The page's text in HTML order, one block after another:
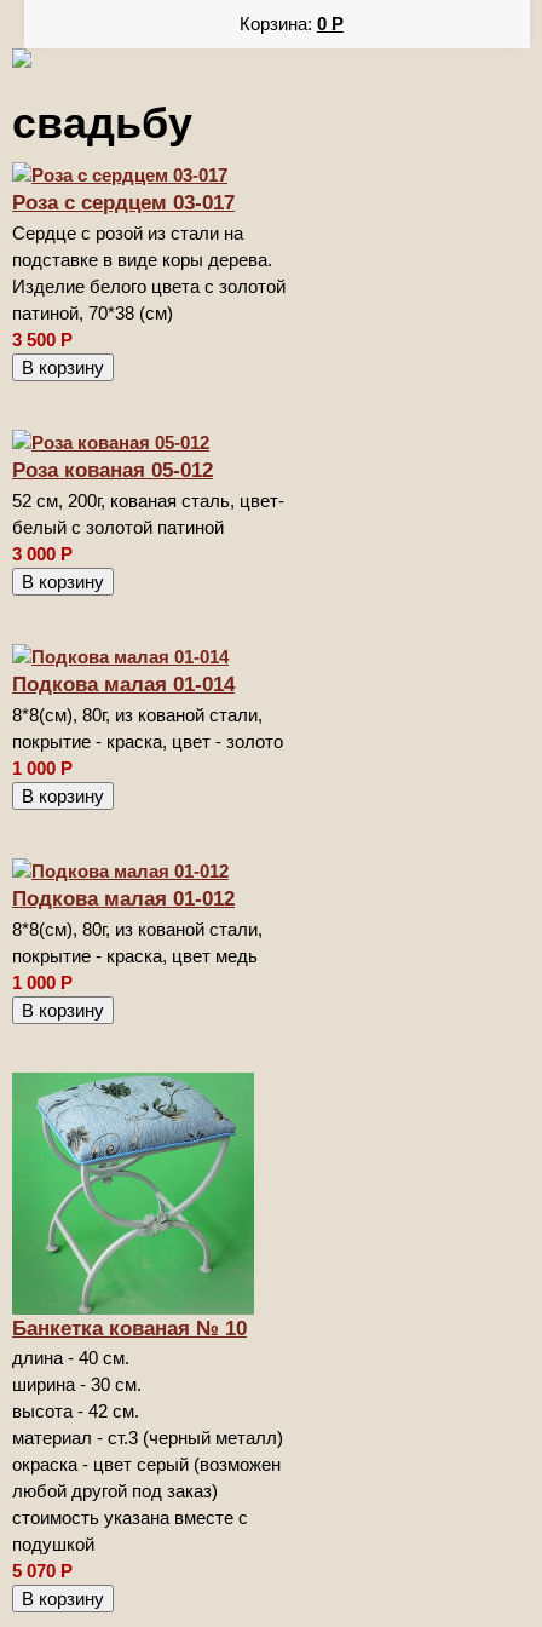
Корзина: 0 Р
свадьбу
Роза с сердцем 03-017
Сердце с розой из стали на
подставке в виде коры дерева.
Изделие белого цвета с золотой
патиной, 70*38 (см)
3 500 Р
Роза кованая 05-012
52 см, 200г, кованая сталь, цвет-
белый с золотой патиной
3 000 Р
Подкова малая 01-014
8*8(см), 80г, из кованой стали,
покрытие - краска, цвет - золото
1 000 Р
Подкова малая 01-012
8*8(см), 80г, из кованой стали,
покрытие - краска, цвет медь
1 000 Р
Банкетка кованая № 10
длина - 40 см.
ширина - 30 см.
высота - 42 см.
материал - ст.3 (черный металл)
окраска - цвет серый (возможен
любой другой под заказ)
стоимость указана вместе с
подушкой
5 070 Р